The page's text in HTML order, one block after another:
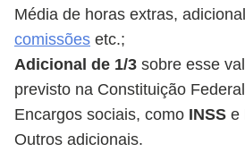
Média de horas extras,
comissões etc.;
Adicional de 1/3 sobre esse
previsto na Constituição
Encargos sociais, como INSS e
Outros adicionais.